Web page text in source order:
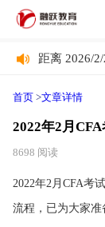
距离 2026/
首页 >文章详情
2022年2月
8698 阅读
2022年2月CFA考
流程，已为大家准